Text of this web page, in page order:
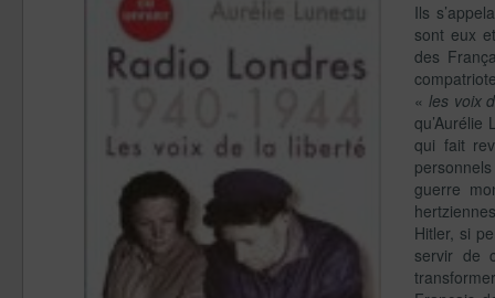
Ils
sont eux
des
«les voix
qui fait
guerre
Hitler, si
servir de